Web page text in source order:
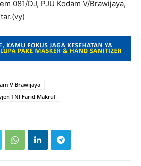
081/DJ, PJU Kodam V/Brawijaya,
V Brawijaya
TNI Farid Makruf